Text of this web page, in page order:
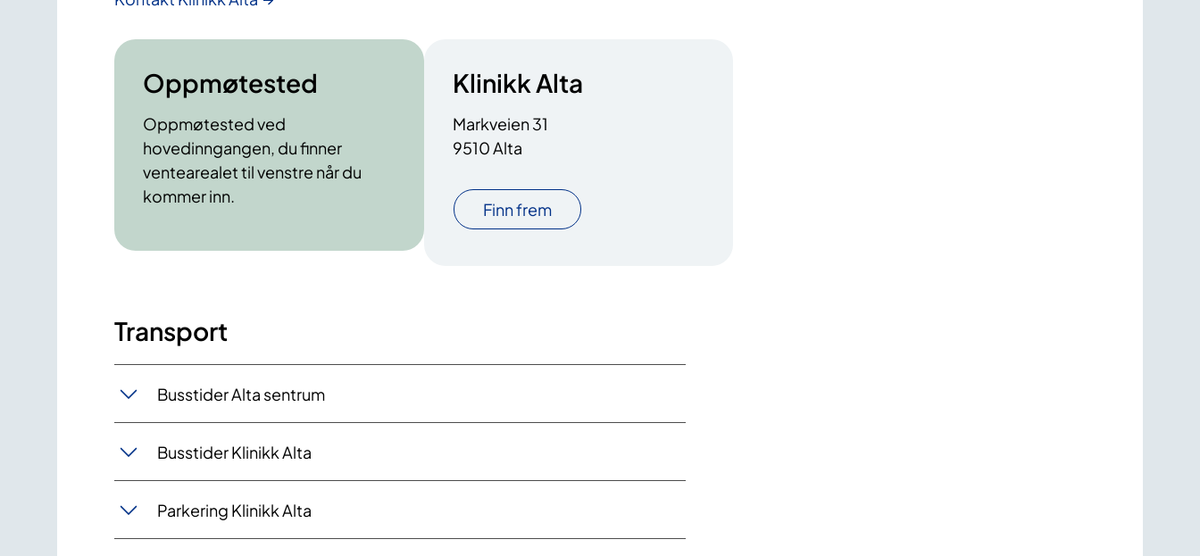
Oppmøtested
Oppmøtested ved
hovedinngangen, du finner
ventearealet til venstre når du
kommer inn.
Klinikk Alta
Markveien 31
9510 Alta
Finn frem
Transport
Busstider Alta sentrum
Busstider Klinikk Alta
Parkering Klinikk Alta